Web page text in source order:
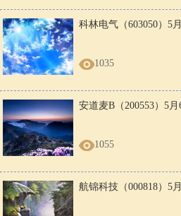
科林电气（603050）5
1035
安道麦B（200553）5
1055
航锦科技（000818）5